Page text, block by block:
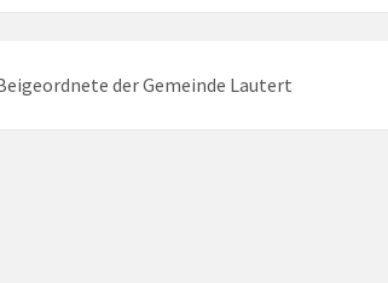
der Gemeinde Lautert